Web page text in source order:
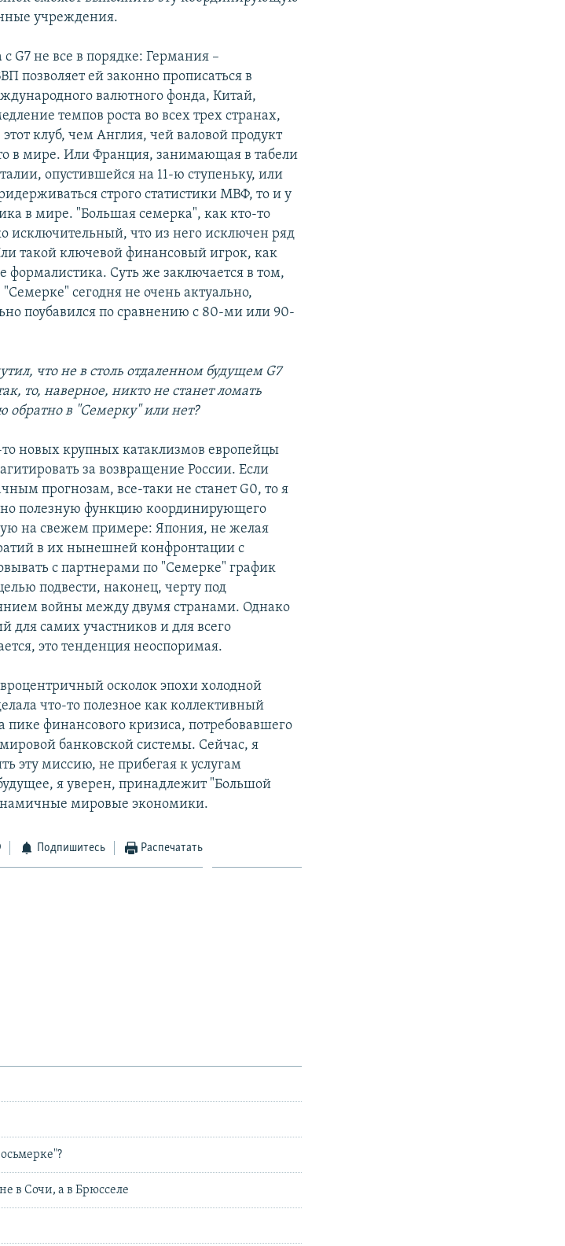
учреждения.
G7 не все в порядке: Германия –
позволяет ей законно прописаться в
валютного фонда, Китай,
темпов роста во всех трех странах,
клуб, чем Англия, чей валовой продукт
в мире. Или Франция, занимающая в табели
опустившейся на 11-ю ступеньку, или
строго статистики МВФ, то и у
в мире. "Большая семерка", как кто-то
исключительный, что из него исключен ряд
такой ключевой финансовый игрок, как
формалистика. Суть же заключается в том,
сегодня не очень актуально,
поубавился по сравнению с 80-ми или 90-
что не в столь отдаленном будущем G7
то, наверное, никто не станет ломать
обратно в "Семерку" или нет?
то новых крупных катаклизмов европейцы
за возвращение России. Если
прогнозам, все-таки не станет G0, то я
полезную функцию координирующего
на свежем примере: Япония, не желая
в их нынешней конфронтации с
с партнерами по "Семерке" график
подвести, наконец, черту под
войны между двумя странами. Однако
самих участников и для всего
это тенденция неоспоримая.
осколок эпохи холодной
что-то полезное как коллективный
пике финансового кризиса, потребовавшего
банковской системы. Сейчас, я
эту миссию, не прибегая к услугам
я уверен, принадлежит "Большой
мировые экономики.
Подпишитесь Распечатать
в Сочи, а в Брюсселе